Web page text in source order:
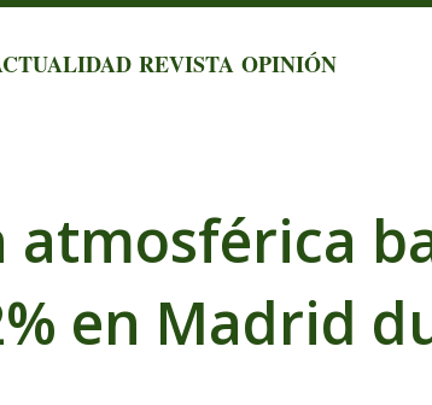
REVISTA OPINIÓN
en Madrid